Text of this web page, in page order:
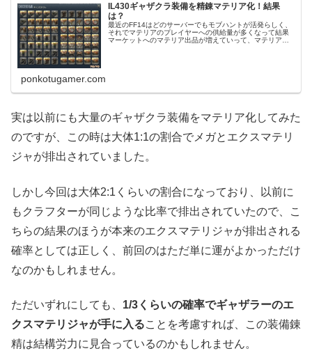
IL430ギャザクラ装備を精錬マテリア化！結果
は？
最近のFF14はどのサーバーでもモブハントが活発らしく、
それでマテリアのプレイヤーへの供給量が多くなって結果
マーケットへのマテリア出品が増えていって、マテリアの
ponkotugamer.com
実は以前にも大量のギャザクラ装備をマテリア化してみた
のですが、この時は大体1:1の割合でメガとエクスマテリ
ジャが排出されていました。
しかし今回は大体2:1くらいの割合になっており、以前に
もクラフターが同じような比率で排出されていたので、こ
ちらの結果のほうが本来のエクスマテリジャが排出される
確率としては正しく、前回のはただ単に運がよかっただけ
なのかもしれません。
ただいずれにしても、 1/3くらいの確率でギャザラーのエ
クスマテリジャが手に入ることを考慮すれば、この装備錬
精は結構労力に見合っているのかもしれません。